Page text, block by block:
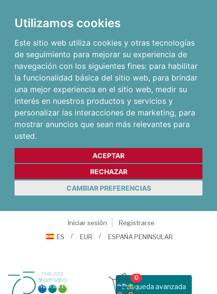
Utilizamos cookies
Este sitio web utiliza cookies y otras tecnologías
de seguimiento para mejorar su experiencia de
navegación con los siguientes fines: para habilitar
la funcionalidad básica del sitio web, para brindar
una mejor experiencia en el sitio web, medir su
interés en nuestros productos y servicios y
personalizar las interacciones de marketing, para
mostrar anuncios que sean más relevantes para
usted.
ACEPTAR
RECHAZAR
CAMBIAR PREFERENCIAS
Iniciar sesión
Registrarse
ES
EUR ESPAÑA PENINSULAR
Busqueda avanzada
0